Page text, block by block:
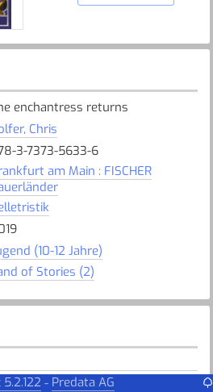
enchantress returns
Chris
3-7373-5633-6
am Main : FISCHER
(10-12 Jahre)
of Stories (2)
- Predata AG